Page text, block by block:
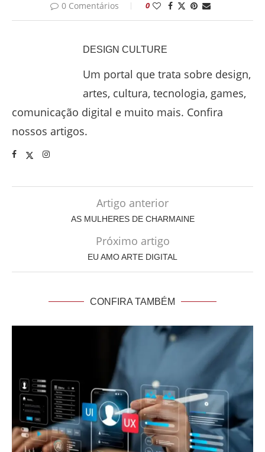
0 Comentários 0
DESIGN CULTURE
Um portal que trata sobre design,
artes, cultura, tecnologia, games,
comunicação digital e muito mais. Confira
nossos artigos.
Artigo anterior
AS MULHERES DE CHARMAINE
Próximo artigo
EU AMO ARTE DIGITAL
CONFIRA TAMBÉM